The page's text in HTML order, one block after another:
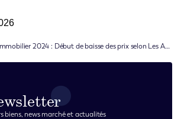
Immobilier 2024 : Début de baisse des prix selon Les Agences Primo
biens, news marché et actualités